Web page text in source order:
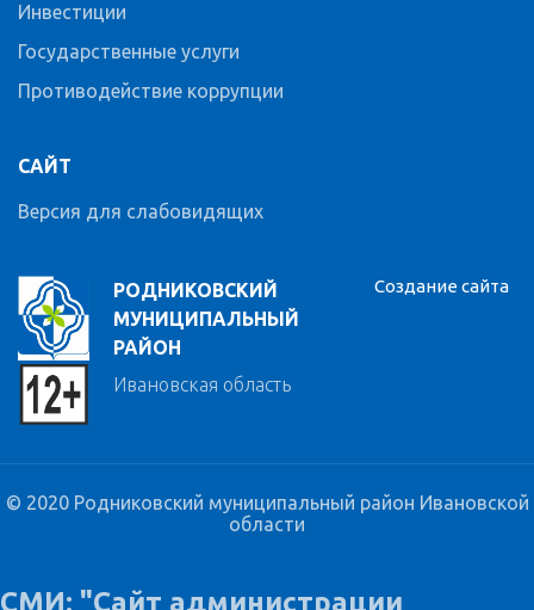
РОДНИКОВСКИЙ
МУНИЦИПАЛЬНЫЙ
РАЙОН
Ивановская область
Инвестиции
Государственные услуги
Противодействие коррупции
САЙТ
Версия для слабовидящих
Создание сайта
© 2020 Родниковский муниципальный район Ивановской
области
СМИ: "Сайт администрации